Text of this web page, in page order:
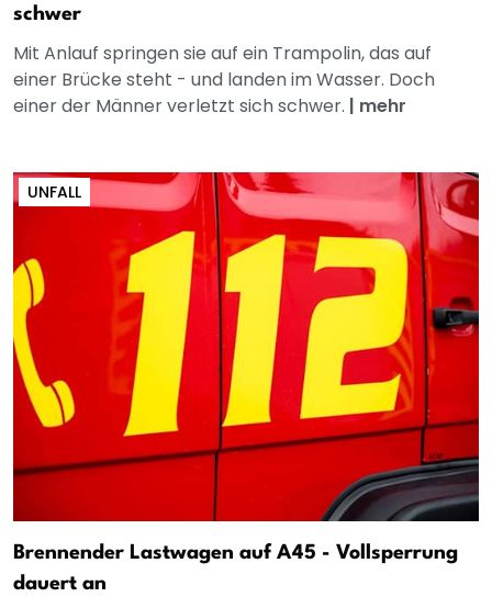
schwer
Mit Anlauf springen sie auf ein Trampolin, das auf
einer Brücke steht - und landen im Wasser. Doch
einer der Männer verletzt sich schwer. | mehr
UNFALL
Brennender Lastwagen auf A45 - Vollsperrung
dauert an